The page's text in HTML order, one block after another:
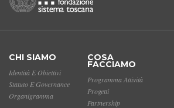
CHI SIAMO
Identità E Obiettivi
Statuto E Governance
Organigramma
COSA
FACCIAMO
Programma Attività
Progetti
Partnership